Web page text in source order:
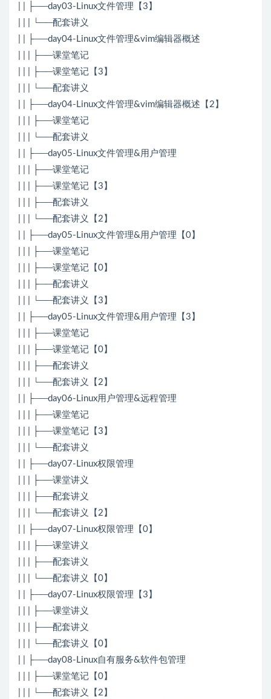
| | ├──day03-Linux文件管理【3】
| | | └──配套讲义
| | ├──day04-Linux文件管理&vim编辑器概述
| | | ├──课堂笔记
| | | ├──课堂笔记【3】
| | | └──配套讲义
| | ├──day04-Linux文件管理&vim编辑器概述【2】
| | | ├──课堂笔记
| | | └──配套讲义
| | ├──day05-Linux文件管理&用户管理
| | | ├──课堂笔记
| | | ├──课堂笔记【3】
| | | ├──配套讲义
| | | └──配套讲义【2】
| | ├──day05-Linux文件管理&用户管理【0】
| | | ├──课堂笔记
| | | ├──课堂笔记【0】
| | | ├──配套讲义
| | | └──配套讲义【3】
| | ├──day05-Linux文件管理&用户管理【3】
| | | ├──课堂笔记
| | | ├──课堂笔记【0】
| | | ├──配套讲义
| | | └──配套讲义【2】
| | ├──day06-Linux用户管理&远程管理
| | | ├──课堂笔记
| | | ├──课堂笔记【3】
| | | └──配套讲义
| | ├──day07-Linux权限管理
| | | ├──课堂讲义
| | | ├──配套讲义
| | | └──配套讲义【2】
| | ├──day07-Linux权限管理【0】
| | | ├──课堂讲义
| | | ├──配套讲义
| | | └──配套讲义【0】
| | ├──day07-Linux权限管理【3】
| | | ├──课堂讲义
| | | ├──配套讲义
| | | └──配套讲义【0】
| | ├──day08-Linux自有服务&软件包管理
| | | ├──课堂笔记【0】
| | | └──配套讲义【2】